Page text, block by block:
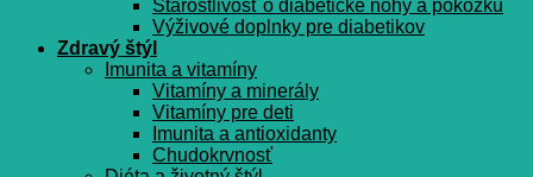
Starostlivosť o diabetické nohy a pokožku
Výživové doplnky pre diabetikov
Zdravý štýl
Imunita a vitamíny
Vitamíny a minerály
Vitamíny pre deti
Imunita a antioxidanty
Chudokrvnosť